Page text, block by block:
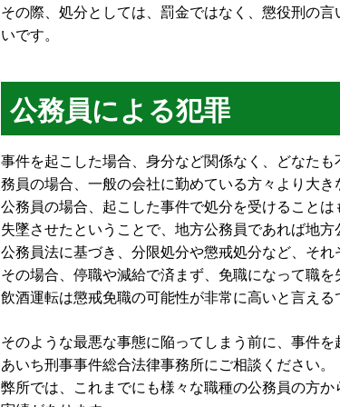
その際、処分としては、罰金ではなく、懲役刑の
いです。
公務員による犯罪
事件を起こした場合、身分など関係なく、どなた
務員の場合、一般の会社に勤めている方々より大き
公務員の場合、起こした事件で処分を受けること
失墜させたということで、地方公務員であれば地
公務員法に基づき、分限処分や懲戒処分など、それ
その場合、停職や減給で済まず、免職になって職を
飲酒運転は懲戒免職の可能性が非常に高いと言える
そのような最悪な事態に陥ってしまう前に、事件
あいち刑事事件総合法律事務所にご相談ください。
弊所では、これまでにも様々な職種の公務員の方